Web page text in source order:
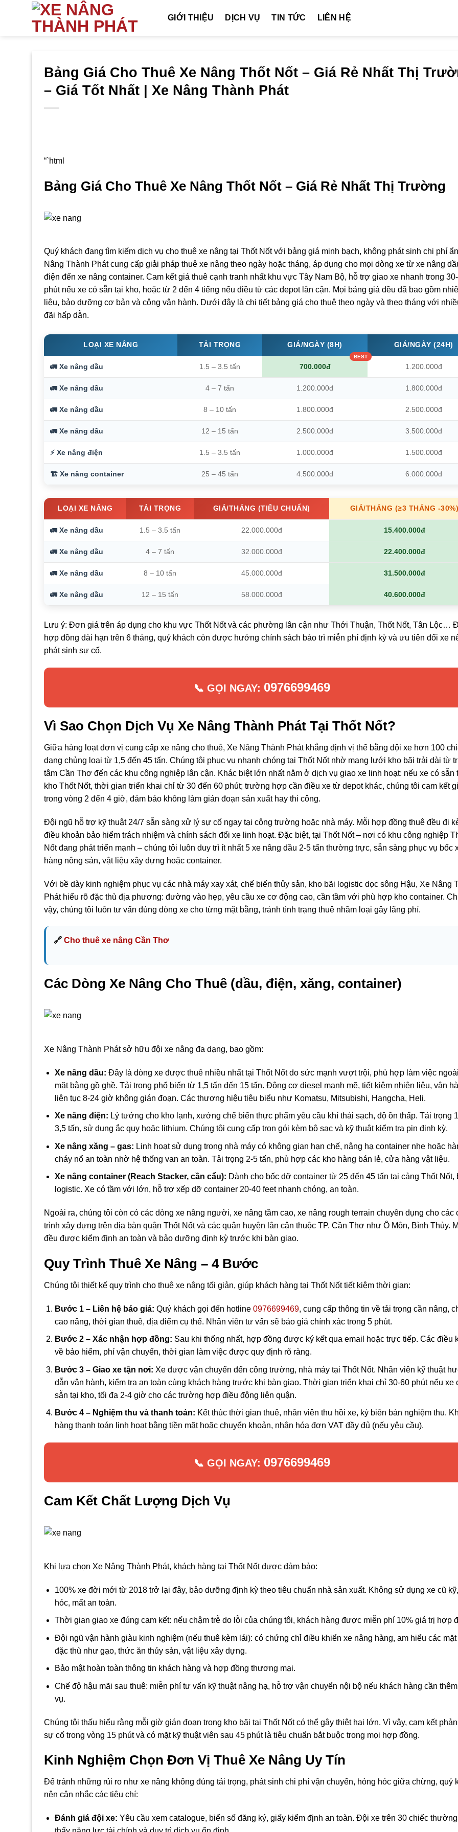
GIỚI THIỆU DỊCH VỤ TIN TỨC LIÊN HỆ
Bảng Giá Cho Thuê Xe Nâng Thốt Nốt – Giá Rẻ Nhất Thị
– Giá Tốt Nhất | Xe Nâng Thành Phát
“`html
Bảng Giá Cho Thuê Xe Nâng Thốt Nốt – Giá Rẻ Nhất Thị Trường
Quý khách đang tìm kiếm dịch vụ cho thuê xe nâng tại Thốt Nốt với bảng giá minh bạch, không phát sinh chi phí
Nâng Thành Phát cung cấp giải pháp thuê xe nâng theo ngày hoặc tháng, áp dụng cho mọi dòng xe từ xe nâng
điện đến xe nâng container. Cam kết giá thuê cạnh tranh nhất khu vực Tây Nam Bộ, hỗ trợ giao xe nhanh trong
phút nếu xe có sẵn tại kho, hoặc từ 2 đến 4 tiếng nếu điều từ các depot lân cận. Mọi bảng giá đều đã bao gồm
liệu, bảo dưỡng cơ bản và công vận hành. Dưới đây là chi tiết bảng giá cho thuê theo ngày và theo tháng với
đãi hấp dẫn.
LOẠI XE NÂNG TẢI TRỌNG GIÁ/NGÀY (8H) GIÁ/NGÀY (24H)
🚛 Xe nâng dầu 1.5 – 3.5 tấn 700.000đ 1.200.000đ
🚛 Xe nâng dầu 4 – 7 tấn 1.200.000đ 1.800.000đ
🚛 Xe nâng dầu 8 – 10 tấn 1.800.000đ 2.500.000đ
🚛 Xe nâng dầu 12 – 15 tấn 2.500.000đ 3.500.000đ
⚡ Xe nâng điện 1.5 – 3.5 tấn 1.000.000đ 1.500.000đ
🏗️ Xe nâng container 25 – 45 tấn 4.500.000đ 6.000.000đ
LOẠI XE NÂNG TẢI TRỌNG GIÁ/THÁNG (TIÊU CHUẨN) GIÁ/THÁNG (≥3 THÁNG -30%)
🚛 Xe nâng dầu 1.5 – 3.5 tấn 22.000.000đ 15.400.000đ
🚛 Xe nâng dầu 4 – 7 tấn 32.000.000đ 22.400.000đ
🚛 Xe nâng dầu 8 – 10 tấn 45.000.000đ 31.500.000đ
🚛 Xe nâng dầu 12 – 15 tấn 58.000.000đ 40.600.000đ
Lưu ý: Đơn giá trên áp dụng cho khu vực Thốt Nốt và các phường lân cận như Thới Thuận, Thốt Nốt, Tân Lộc…
hợp đồng dài hạn trên 6 tháng, quý khách còn được hưởng chính sách bảo trì miễn phí định kỳ và ưu tiên đổi xe
phát sinh sự cố.
📞 GỌI NGAY: 0976699469
Vì Sao Chọn Dịch Vụ Xe Nâng Thành Phát Tại Thốt Nốt?
Giữa hàng loạt đơn vị cung cấp xe nâng cho thuê, Xe Nâng Thành Phát khẳng định vị thế bằng đội xe hơn 100
dạng chủng loại từ 1,5 đến 45 tấn. Chúng tôi phục vụ nhanh chóng tại Thốt Nốt nhờ mạng lưới kho bãi trải dài từ
tâm Cần Thơ đến các khu công nghiệp lân cận. Khác biệt lớn nhất nằm ở dịch vụ giao xe linh hoạt: nếu xe có sẵn
kho Thốt Nốt, thời gian triển khai chỉ từ 30 đến 60 phút; trường hợp cần điều xe từ depot khác, chúng tôi cam kết
trong vòng 2 đến 4 giờ, đảm bảo không làm gián đoạn sản xuất hay thi công.
Đội ngũ hỗ trợ kỹ thuật 24/7 sẵn sàng xử lý sự cố ngay tại công trường hoặc nhà máy. Mỗi hợp đồng thuê đều đi
điều khoản bảo hiểm trách nhiệm và chính sách đổi xe linh hoạt. Đặc biệt, tại Thốt Nốt – nơi có khu công nghiệp
Nốt đang phát triển mạnh – chúng tôi luôn duy trì ít nhất 5 xe nâng dầu 2-5 tấn thường trực, sẵn sàng phục vụ bốc
hàng nông sản, vật liệu xây dựng hoặc container.
Với bề dày kinh nghiệm phục vụ các nhà máy xay xát, chế biến thủy sản, kho bãi logistic dọc sông Hậu, Xe Nâng
Phát hiểu rõ đặc thù địa phương: đường vào hẹp, yêu cầu xe cơ động cao, cần tầm với phù hợp kho container.
vậy, chúng tôi luôn tư vấn đúng dòng xe cho từng mặt bằng, tránh tình trạng thuê nhầm loại gây lãng phí.
🔗 Cho thuê xe nâng Cần Thơ
Các Dòng Xe Nâng Cho Thuê (dầu, điện, xăng, container)
Xe Nâng Thành Phát sở hữu đội xe nâng đa dạng, bao gồm:
Xe nâng dầu: Đây là dòng xe được thuê nhiều nhất tại Thốt Nốt do sức mạnh vượt trội, phù hợp làm việc
mặt bằng gồ ghề. Tải trọng phổ biến từ 1,5 tấn đến 15 tấn. Động cơ diesel manh mẽ, tiết kiệm nhiên liệu, vận
liên tục 8-24 giờ không gián đoạn. Các thương hiệu tiêu biểu như Komatsu, Mitsubishi, Hangcha, Heli.
Xe nâng điện: Lý tưởng cho kho lạnh, xưởng chế biến thực phẩm yêu cầu khí thải sạch, độ ồn thấp. Tải trọng
3,5 tấn, sử dụng ắc quy hoặc lithium. Chúng tôi cung cấp trọn gói kèm bộ sạc và kỹ thuật kiểm tra pin định kỳ.
Xe nâng xăng – gas: Linh hoạt sử dụng trong nhà máy có không gian hạn chế, nâng hạ container nhẹ hoặc
cháy nổ an toàn nhờ hệ thống van an toàn. Tải trọng 2-5 tấn, phù hợp các kho hàng bán lẻ, cửa hàng vật liệu.
Xe nâng container (Reach Stacker, cần cẩu): Dành cho bốc dỡ container từ 25 đến 45 tấn tại cảng Thốt Nốt,
logistic. Xe có tầm với lớn, hỗ trợ xếp dỡ container 20-40 feet nhanh chóng, an toàn.
Ngoài ra, chúng tôi còn có các dòng xe nâng người, xe nâng tầm cao, xe nâng rough terrain chuyên dụng cho các
trình xây dựng trên địa bàn quận Thốt Nốt và các quận huyện lân cận thuộc TP. Cần Thơ như Ô Môn, Bình Thủy.
đều được kiểm định an toàn và bảo dưỡng định kỳ trước khi bàn giao.
Quy Trình Thuê Xe Nâng – 4 Bước
Chúng tôi thiết kế quy trình cho thuê xe nâng tối giản, giúp khách hàng tại Thốt Nốt tiết kiệm thời gian:
Bước 1 – Liên hệ báo giá: Quý khách gọi đến hotline 0976699469, cung cấp thông tin về tải trọng cần nâng,
cao nâng, thời gian thuê, địa điểm cụ thể. Nhân viên tư vấn sẽ báo giá chính xác trong 5 phút.
Bước 2 – Xác nhận hợp đồng: Sau khi thống nhất, hợp đồng được ký kết qua email hoặc trực tiếp. Các điều
về bảo hiểm, phí vận chuyển, thời gian làm việc được quy định rõ ràng.
Bước 3 – Giao xe tận nơi: Xe được vận chuyển đến công trường, nhà máy tại Thốt Nốt. Nhân viên kỹ thuật
dẫn vận hành, kiểm tra an toàn cùng khách hàng trước khi bàn giao. Thời gian triển khai chỉ 30-60 phút nếu xe
sẵn tại kho, tối đa 2-4 giờ cho các trường hợp điều động liên quận.
Bước 4 – Nghiệm thu và thanh toán: Kết thúc thời gian thuê, nhân viên thu hồi xe, ký biên bản nghiệm thu.
hàng thanh toán linh hoạt bằng tiền mặt hoặc chuyển khoản, nhận hóa đơn VAT đầy đủ (nếu yêu cầu).
📞 GỌI NGAY: 0976699469
Cam Kết Chất Lượng Dịch Vụ
Khi lựa chọn Xe Nâng Thành Phát, khách hàng tại Thốt Nốt được đảm bảo:
100% xe đời mới từ 2018 trở lại đây, bảo dưỡng định kỳ theo tiêu chuẩn nhà sản xuất. Không sử dụng xe cũ
hóc, mất an toàn.
Thời gian giao xe đúng cam kết: nếu chậm trễ do lỗi của chúng tôi, khách hàng được miễn phí 10% giá trị hợp
Đội ngũ vận hành giàu kinh nghiệm (nếu thuê kèm lái): có chứng chỉ điều khiển xe nâng hàng, am hiểu các mặt
đặc thù như gạo, thức ăn thủy sản, vật liệu xây dựng.
Bảo mật hoàn toàn thông tin khách hàng và hợp đồng thương mại.
Chế độ hậu mãi sau thuê: miễn phí tư vấn kỹ thuật nâng hạ, hỗ trợ vận chuyển nội bộ nếu khách hàng cần
vụ.
Chúng tôi thấu hiểu rằng mỗi giờ gián đoạn trong kho bãi tại Thốt Nốt có thể gây thiệt hại lớn. Vì vậy, cam kết
sự cố trong vòng 15 phút và có mặt kỹ thuật viên sau 45 phút là tiêu chuẩn bắt buộc trong mọi hợp đồng.
Kinh Nghiệm Chọn Đơn Vị Thuê Xe Nâng Uy Tín
Để tránh những rủi ro như xe nâng không đúng tải trọng, phát sinh chi phí vận chuyển, hỏng hóc giữa chừng, quý
nên cân nhắc các tiêu chí:
Đánh giá đội xe: Yêu cầu xem catalogue, biển số đăng ký, giấy kiểm định an toàn. Đội xe trên 30 chiếc